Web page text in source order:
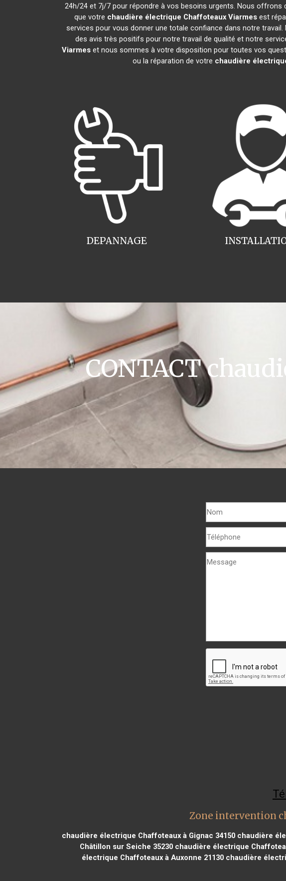
24h/24 et 7j/7 pour répondre à vos besoins urgents. Nous offrons
que votre chaudière électrique Chaffoteaux Viarmes est
services pour vous donner une totale confiance dans notre
des avis très positifs pour notre travail de qualité et notre
Viarmes et nous sommes à votre disposition pour toutes vos
ou la réparation de votre chaudière
DEPANNAGE
CONTACT
Zone intervention
chaudière électrique Chaffoteaux à Gignac 34150 chaudière
Châtillon sur Seiche 35230 chaudière électrique
électrique Chaffoteaux à Auxonne 21130 chaudière